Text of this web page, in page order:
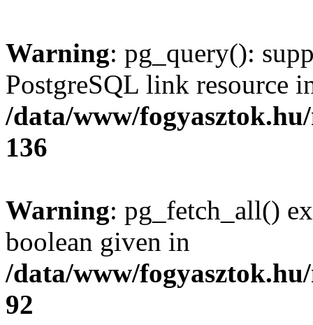
Warning: pg_query():
PostgreSQL link resource
/data/www/
136
Warning: pg_fetch_all()
boolean given in
/data/www/
92